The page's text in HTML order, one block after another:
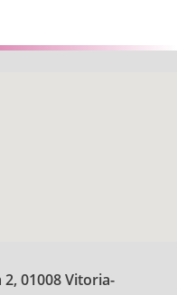
2, 01008 Vitoria-